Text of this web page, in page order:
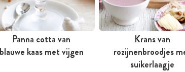
Panna cotta van
blauwe kaas met vijgen
Krans van
rozijnenbroodjes
suikerlaagje